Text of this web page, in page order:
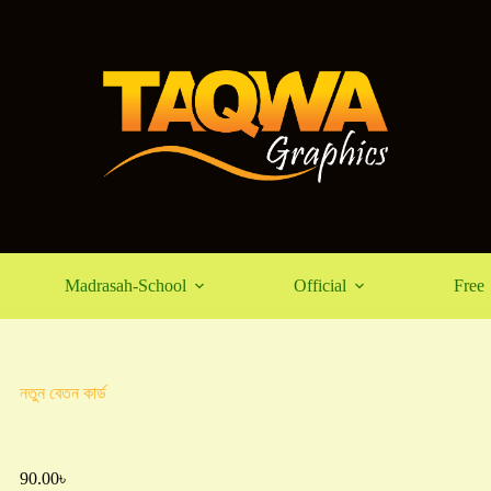
Madrasah-School Official Free
নতুন বেতন কার্ড
90.00৳